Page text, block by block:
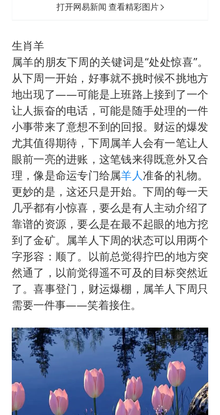
打开网易新闻 查看精彩图片
生肖羊
属羊的朋友下周的关键词是“处处惊喜”。
从下周一开始，好事就不挑时候不挑地方
地出现了——可能是上班路上接到了一个
让人振奋的电话，可能是随手处理的一件
小事带来了意想不到的回报。财运的爆发
尤其值得期待，下周属羊人会有一笔让人
眼前一亮的进账，这笔钱来得既意外又合
理，像是命运专门给属羊人准备的礼物。
更妙的是，这还只是开始。下周的每一天
几乎都有小惊喜，要么是有人主动介绍了
靠谱的资源，要么是在最不起眼的地方挖
到了金矿。属羊人下周的状态可以用两个
字形容：顺了。以前总觉得拧巴的地方突
然通了，以前觉得遥不可及的目标突然近
了。喜事登门，财运爆棚，属羊人下周只
需要一件事——笑着接住。